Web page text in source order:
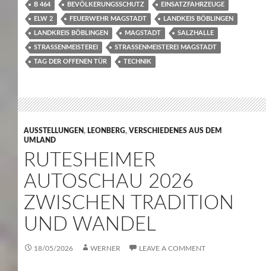
B 464 BEVÖLKERUNGSSCHUTZ EINSATZFAHRZEUGE
ELW 2 FEUERWEHR MAGSTADT LANDKEIS BÖBLINGEN
LANDKREIS BÖBLINGEN MAGSTADT SALZHALLE
STRASSENMEISTEREI STRASSENMEISTEREI MAGSTADT
TAG DER OFFENEN TÜR TECHNIK
AUSSTELLUNGEN, LEONBERG, VERSCHIEDENES AUS DEM
UMLAND
RUTESHEIMER
AUTOSCHAU 2026
ZWISCHEN TRADITION
UND WANDEL
18/05/2026 WERNER LEAVE A COMMENT